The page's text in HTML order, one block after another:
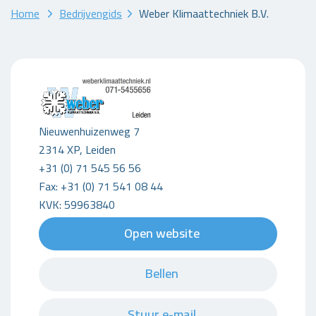
Home Bedrijvengids Weber Klimaattechniek B.V.
Nieuwenhuizenweg 7
2314 XP, Leiden
+31 (0) 71 545 56 56
Fax: +31 (0) 71 541 08 44
KVK: 59963840
Open website
Bellen